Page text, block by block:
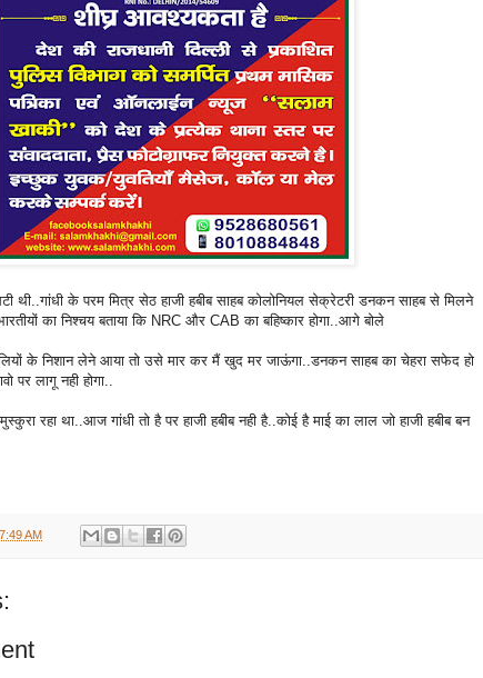
के परम मित्र सेठ हाजी हबीब साहब कोलोनियल सेक्रेटरी डनकन साहब से मिलने
का निश्चय बताया कि NRC और CAB का बहिष्कार होगा..आगे बोले
के निशान लेने आया तो उसे मार कर मैं खुद मर जाऊंगा..डनकन साहब का चेहरा सफेद हो
पर लागू नही होगा..
रहा था..आज गांधी तो है पर हाजी हबीब नही है..कोई है माई का लाल जो हाजी हबीब बन
7:49 AM